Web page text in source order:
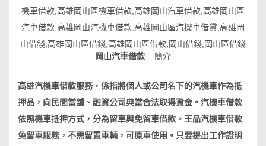
岡山汽車借款 – 簡介
高雄汽機車借款服務，係指將個人或公司名下的汽機車作為抵
押品，向民間當舖、融資公司典當合法取得資金。 汽機車借款
依照機車抵押方式，分為留車與免留車借款。王品汽機車借款
免留車服務，不需留置車輛，可原車使用。只要提出工作證明